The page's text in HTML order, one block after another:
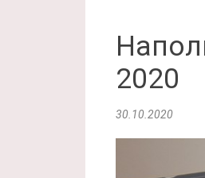
2020
30.10.2020